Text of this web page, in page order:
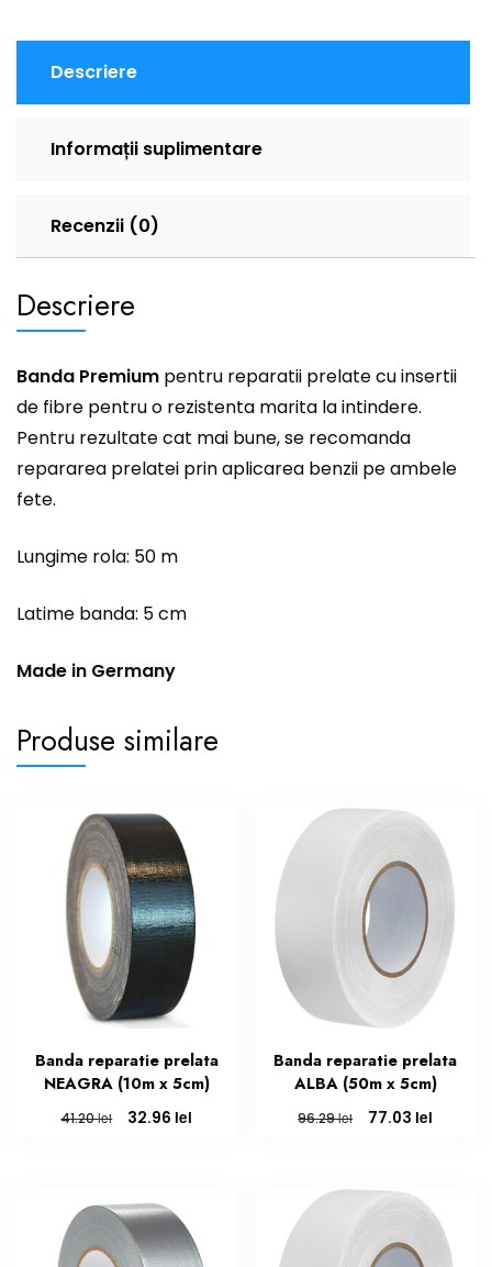
Descriere
Informații suplimentare
Recenzii (0)
Descriere
Banda Premium pentru reparatii prelate cu insertii
de fibre pentru o rezistenta marita la intindere.
Pentru rezultate cat mai bune, se recomanda
repararea prelatei prin aplicarea benzii pe ambele
fete.
Lungime rola: 50 m
Latime banda: 5 cm
Made in Germany
Produse similare
Banda reparatie prelata
NEAGRA (10m x 5cm)
41.20lei
Prețul
41.20 lei.
32.96 lei
Banda reparatie prelata
ALBA (50m x 5cm)
96.29lei
Prețul
96.29 lei.
77.03 lei